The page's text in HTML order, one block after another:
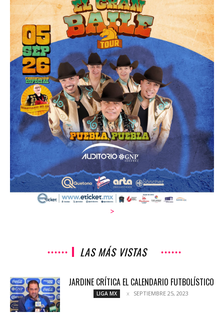
>
LAS MÁS VISTAS
JARDINE CRÍTICA EL CALENDARIO FUTBOLÍSTICO
LIGA MX SEPTIEMBRE 25, 2023